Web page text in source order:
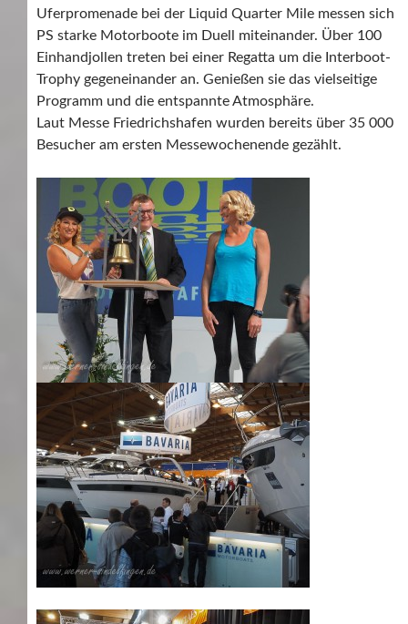
Uferpromenade bei der Liquid Quarter Mile messen sich
PS starke Motorboote im Duell miteinander. Über 100
Einhandjollen treten bei einer Regatta um die Interboot-
Trophy gegeneinander an. Genießen sie das vielseitige
Programm und die entspannte Atmosphäre.
Laut Messe Friedrichshafen wurden bereits über 35 000
Besucher am ersten Messewochenende gezählt.